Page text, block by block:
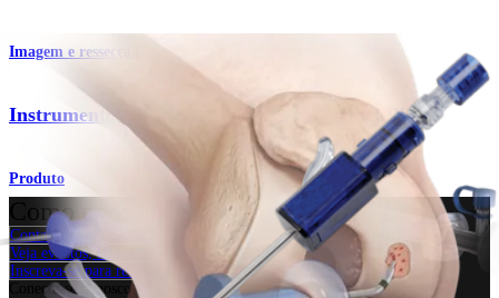
Imagem e ressecção
Instrumentos para microfratura PowerPick™
Produto
Como podemos ajudar?
Contacte um representante
Veja eventos, laboratórios e oportunidades educacionais
Inscreva-se para receber: O que há de novo na Arthrex?
Conecte-se conosco